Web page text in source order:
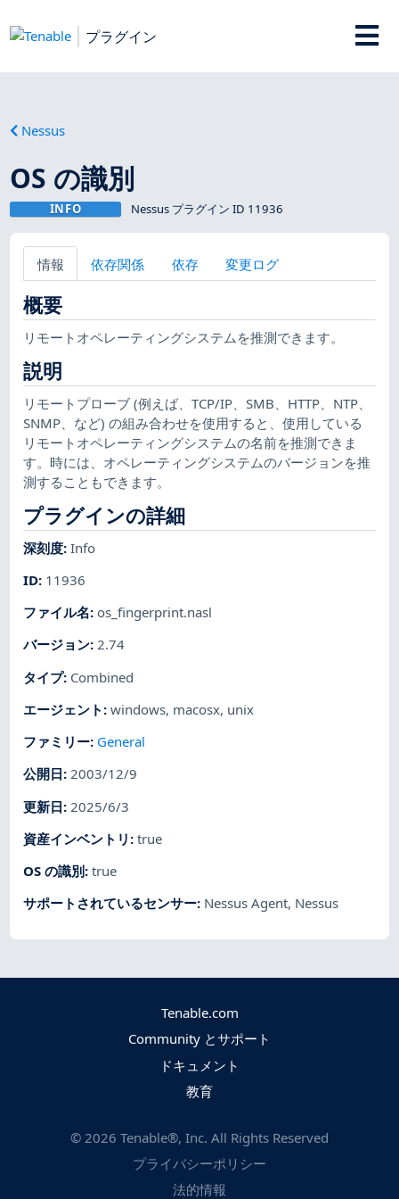
プラグイン
Nessus
OS の識別
INFO Nessus プラグイン ID 11936
情報 依存関係 依存 変更ログ
概要
リモートオペレーティングシステムを推測できます。
説明
リモートプローブ (例えば、TCP/IP、SMB、HTTP、NTP、
SNMP、など) の組み合わせを使用すると、使用している
リモートオペレーティングシステムの名前を推測できま
す。時には、オペレーティングシステムのバージョンを推
測することもできます。
プラグインの詳細
深刻度:Info
ID: 11936
ファイル名: os_fingerprint.nasl
バージョン:2.74
タイプ: Combined
エージェント :windows, macosx, unix
ファミリー: General
公開日:2003/12/9
更新日: 2025/6/3
資産インベントリ :true
OS の識別:true
サポートされているセンサー: Nessus Agent, Nessus
Tenable.com
Community とサポート
ドキュメント
教育
© 2026 Tenable®, Inc. All Rights Reserved
プライバシーポリシー
法的情報